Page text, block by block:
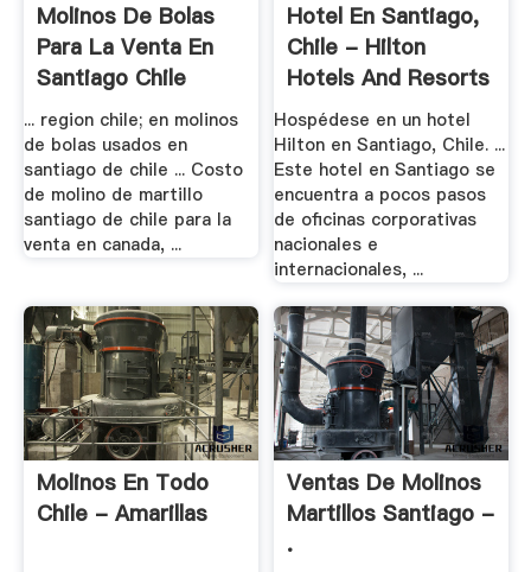
Molinos De Bolas
Para La Venta En
Santiago Chile
... region chile; en molinos
de bolas usados en
santiago de chile ... Costo
de molino de martillo
santiago de chile para la
venta en canada, ...
Hotel En Santiago,
Chile - Hilton
Hotels And Resorts
Hospédese en un hotel
Hilton en Santiago, Chile. ...
Este hotel en Santiago se
encuentra a pocos pasos
de oficinas corporativas
nacionales e
internacionales, ...
Molinos En Todo
Chile - Amarillas
Ventas De Molinos
Martillos Santiago -
.